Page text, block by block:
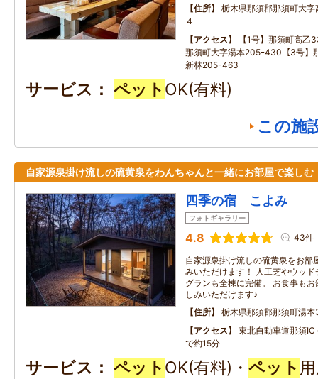
住所
栃木県那須郡那須町大
４
アクセス
【1号】那須町高
那須町大字湯本205ｰ430【3号】
新林205-463
サービス ペット OK(有料)
この施
自家源泉掛け流しの硫黄泉をわんちゃんと一緒にお部屋で楽しむ
四季の宿 こよみ
フォトギャラリー
4.8 43件
自家源泉掛け流しの硫黄泉をお部
みいただけます！ 人工芝やウッ
グランも全棟に完備。 お食事もお
しみいただけます♪
住所
栃木県那須郡那須町湯
アクセス
東北自動車道那須
で約15分
サービス ペット OK(有料)・ ペット